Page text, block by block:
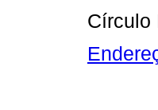
Círculo